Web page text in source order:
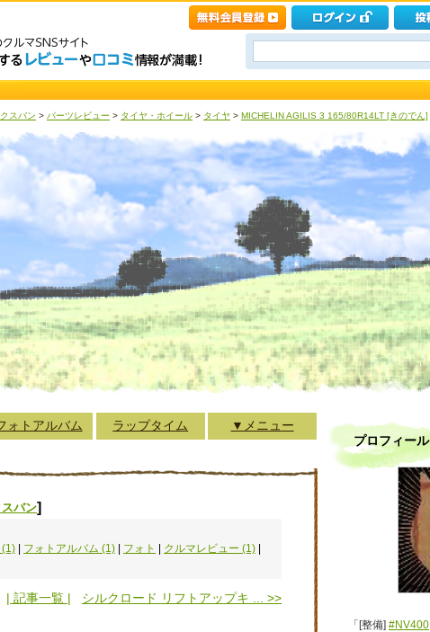
スバン > パーツレビュー > タイヤ・ホイール > タイヤ > MICHELIN AGILIS 3 165/80R14LT [きのでん]
ォトアルバム ラップタイム ▼メニュー
スバン]
(1) フォトアルバム (1) フォト クルマレビュー (1)
| 記事一覧 | シルクロード リフトアップキ ... >>
プロフィール
「[整備] #NV400